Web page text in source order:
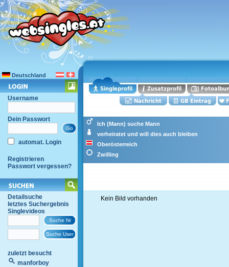
Deutschland
Username
Dein Passwort
automat. Login
Registrieren
Passwort vergessen?
Detailsuche
letztes Suchergebnis
Singlevideos
zuletzt besucht
manforboy
Ich (Mann) suche Mann
verheiratet und will dies auch bleiben
Oberösterreich
Zwilling
Kein Bild vorhanden